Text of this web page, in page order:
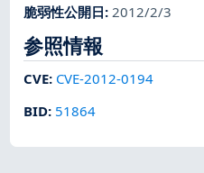
脆弱性公開日: 2012/2/3
参照情報
CVE: CVE-2012-0194
BID: 51864